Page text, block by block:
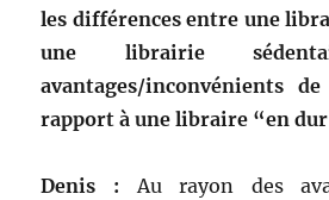
les différences entre une
une librairie
avantages/inconvénients
rapport à une libraire “en
Denis : Au rayon des